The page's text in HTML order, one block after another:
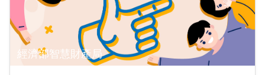
經濟部智慧財產局